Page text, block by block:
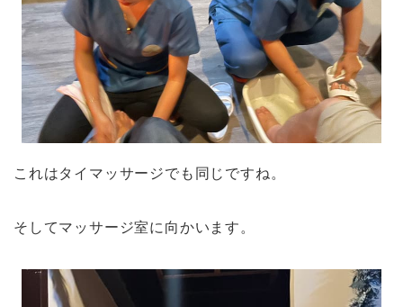
これはタイマッサージでも同じですね。
そしてマッサージ室に向かいます。